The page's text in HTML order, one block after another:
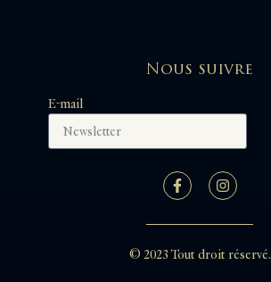
Nous suivre
E-mail
© 2023 Tout droit réservé.